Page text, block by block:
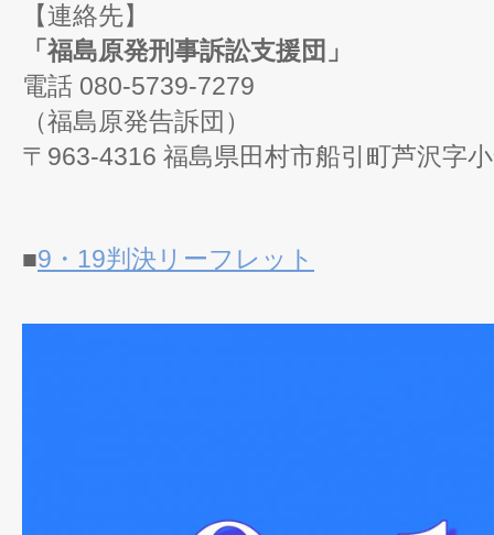
【連絡先】
「福島原発刑事訴訟支援団」
電話 080-5739-7279
（福島原発告訴団）
〒963-4316 福島県田村市船引町芦沢字
■9・19判決リーフレット